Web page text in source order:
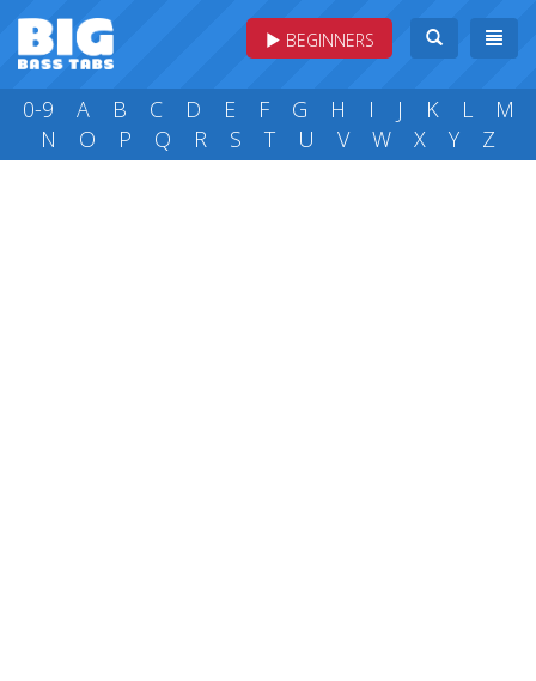
BEGINNERS
0-9 A B C D E F G H I J K L
M
N
O P Q R S T U V W X Y Z